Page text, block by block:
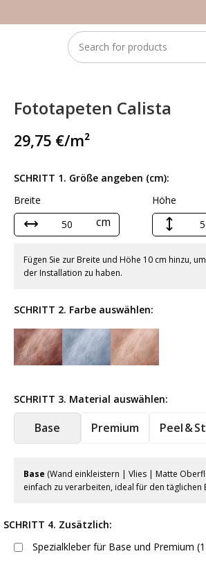
Fototapeten Calista
29,75 €/m²
SCHRITT 1. Größe angeben (cm):
Breite
cm
Höhe
Fügen Sie zur Breite und Höhe 10 cm hinzu,
der Installation zu haben.
SCHRITT 2. Farbe auswählen:
SCHRITT 3. Material auswählen:
Base Premium Peel &
Base (Wand einkleistern | Vlies | Matte
einfach zu verarbeiten, ideal für den täglichen
SCHRITT 4. Zusätzlich:
Spezialkleber für Base und Premium